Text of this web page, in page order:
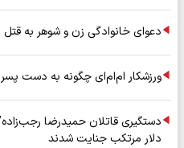
دعوای خانوادگی زن و شوهر به
ورزشکار ام‌ام‌ای چگونه به دست
دستگیری قاتلان حمیدرضا
دلار مرتکب جنایت شدند